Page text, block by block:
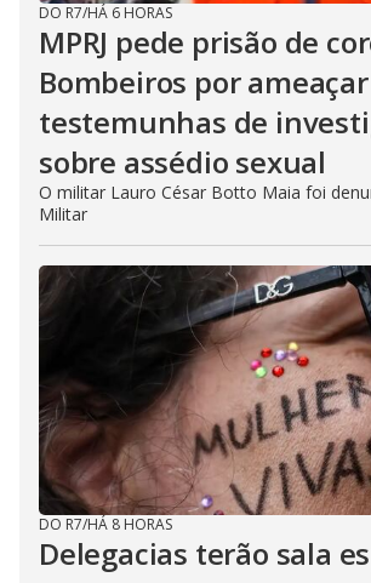
DO R7/HÁ 6 HORAS
MPRJ pede prisão de
Bombeiros por ameaçar
testemunhas de
sobre assédio sexual
O militar Lauro César Botto Maia foi
Militar
DO R7/HÁ 8 HORAS
Delegacias terão sala